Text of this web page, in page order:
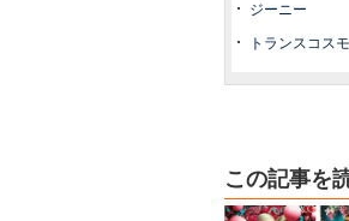
ジーニー
トランスコス
この記事を